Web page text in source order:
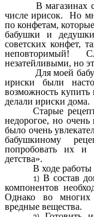
В магазинах
числе ирисок. Но
по конфетам,
бабушки и
советских конфет,
неповторимый!
незатейливыми, но
Для моей
ириски были
возможность купить
делали ириски дома.
Старые
недорогое, но
было очень
бабушкиному
попробовать их и
детства».
В ходе
В состав
компонентов
Однако во многих
вредные вещества.